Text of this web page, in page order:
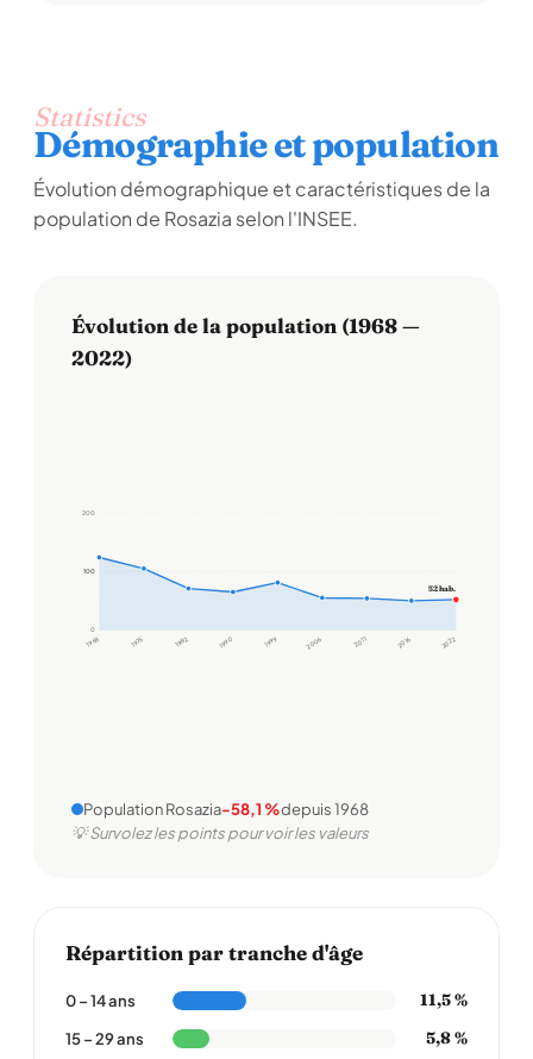
Statistics
Démographie et population
Évolution démographique et caractéristiques de la
population de Rosazia selon l'INSEE.
Évolution de la population (1968 —
2022)
0
100
100
200
1968 1975 1982 1990 1999 2006 2011 2016 2022
52 hab.
Population Rosazia-58,1 %depuis 1968
💡 Survolez les points pour voir les valeurs
Répartition par tranche d'âge
0 – 14 ans 11,5 %
15 – 29 ans 5,8 %